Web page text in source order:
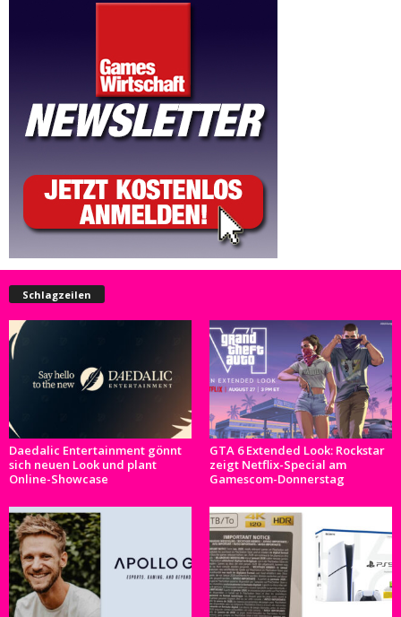
Schlagzeilen
Daedalic Entertainment gönnt
sich neuen Look und plant
Online-Showcase
GTA 6 Extended Look: Rockstar
zeigt Netflix-Special am
Gamescom-Donnerstag